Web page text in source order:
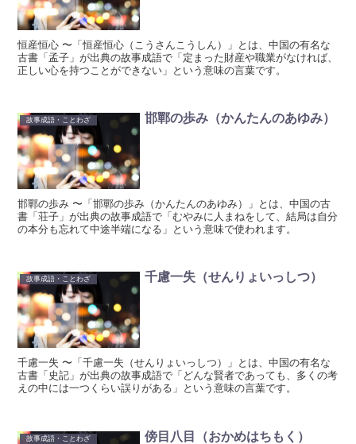
恒産恒心 〜「恒産恒心（こうさんこうしん）」とは、中国の有名な
古書「孟子」が出典の故事成語で「定まった財産や職業がなければ、
正しい心を持つことができない」という意味の言葉です。
故事成語・ことわざ 邯鄲の歩み（かんたんのあゆみ）
邯鄲の歩み 〜「邯鄲の歩み（かんたんのあゆみ）」とは、中国の古
書「荘子」が出典の故事成語で「むやみに人まねをして、結局は自分
の本分も忘れて中途半端になる」という意味で使われます。
故事成語・ことわざ 千慮一失（せんりょいっしつ）
千慮一失 〜「千慮一失（せんりょいっしつ）」とは、中国の有名な
古書「史記」が出典の故事成語で「どんな賢者であっても、多くの考
えの中には一つくらい誤りがある」という意味の言葉です。
故事成語・ことわざ 傍目八目（おかめはちもく）